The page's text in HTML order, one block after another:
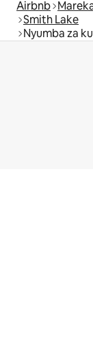
Airbnb
Smith Lake
Nyumba za